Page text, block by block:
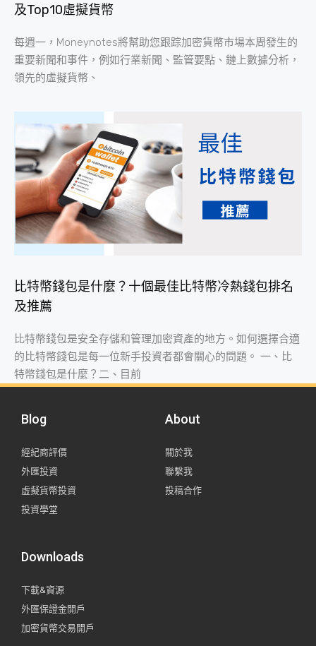
及Top10虛擬貨幣
每週一，Moneynotes將幫助您跟踪加密貨幣市場本周發生的
重要新聞和事件，例如行業新聞、監管要點、鏈上數據分析，
領先的虛擬貨幣、
比特幣錢包是什麼？十個最佳比特幣冷熱錢包排名
及推薦
比特幣錢包是安全存儲和管理加密資產的地方。如何選擇合適
的比特幣錢包是每一位新手投資者都會關心的問題。 一、比
特幣錢包是什麼？二、目前
Blog
經紀商評價
外匯投資
虛擬貨幣投資
投資學堂
About
關於我
聯繫我
投稿合作
Downloads
下載&資源
外匯保證金開戶
加密貨幣交易開戶